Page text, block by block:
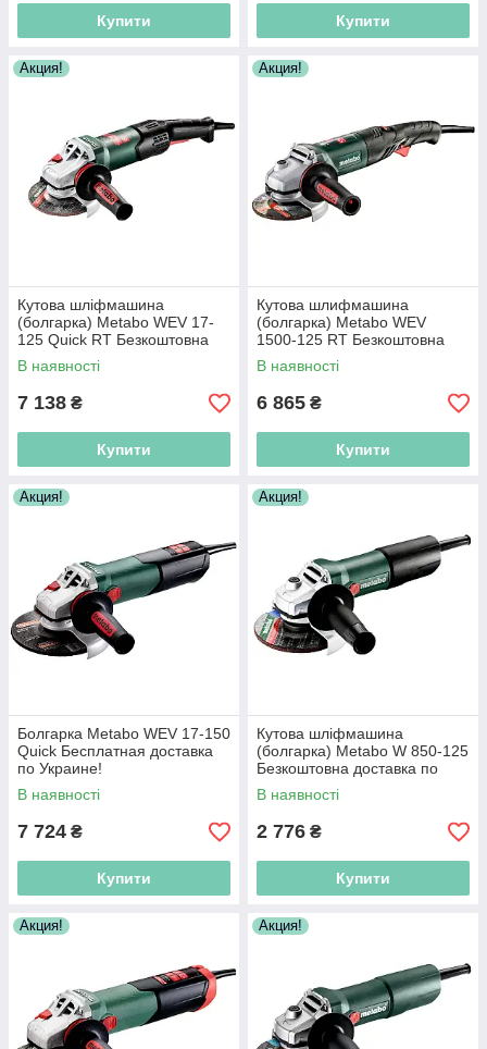
Купити Купити
Акция!
Кутова шліфмашина
(болгарка) Metabo WEV 17-
125 Quick RT Безкоштовна
доставка по Україні!
В наявності
7 138 ₴
Купити
Акция!
Кутова шлифмашина
(болгарка) Metabo WEV
1500-125 RT Безкоштовна
доставка по Україні!
В наявності
6 865 ₴
Купити
Акция!
Болгарка Metabo WEV 17-150
Quick Бесплатная доставка
по Украине!
В наявності
7 724 ₴
Купити
Акция!
Кутова шліфмашина
(болгарка) Metabo W 850-125
Безкоштовна доставка по
Україні!
В наявності
2 776 ₴
Купити
Акция! Акция!